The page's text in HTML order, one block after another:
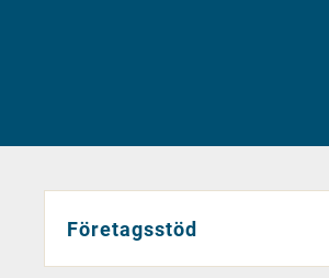
Företagsstöd